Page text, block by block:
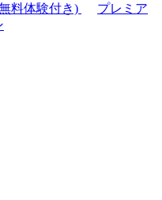
料体験付き)
プレミア